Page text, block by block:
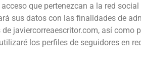
que pertenezcan a la red
sus datos con las finalidades de
javiercorreaescritor.com, así como
los perfiles de seguidores en